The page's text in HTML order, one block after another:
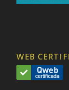
WEB